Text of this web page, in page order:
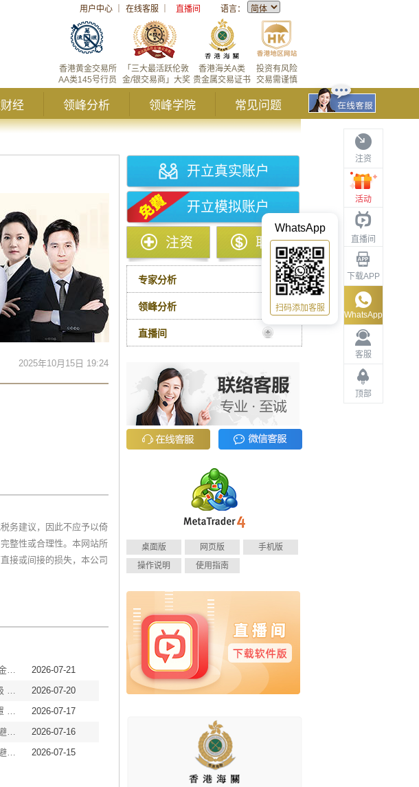
用户中心 在线客服 直播间 语言：
投资有风险
交易需谨慎
香港海关A类
贵金属交易证书
「三大最活跃伦敦
金/银交易商」大奖
香港黄金交易所
AA类145号行员
经 领峰分析 领峰学院 常见问题
注资
活动
直播间
下载APP
客服
顶部
WhatsApp
WhatsApp
扫码添加客服
2025年10月15日 19:24
务建议，因此不应予以倚
整性或合理性。本网站所
接或间接的损失，本公司
2026-07-21
2026-07-20
2026-07-17
2026-07-16
2026-07-15
开立真实账户
开立模拟账户
注资 取款
专家分析
领峰分析
直播间
桌面版 网页版
手机版
操作说明
使用指南